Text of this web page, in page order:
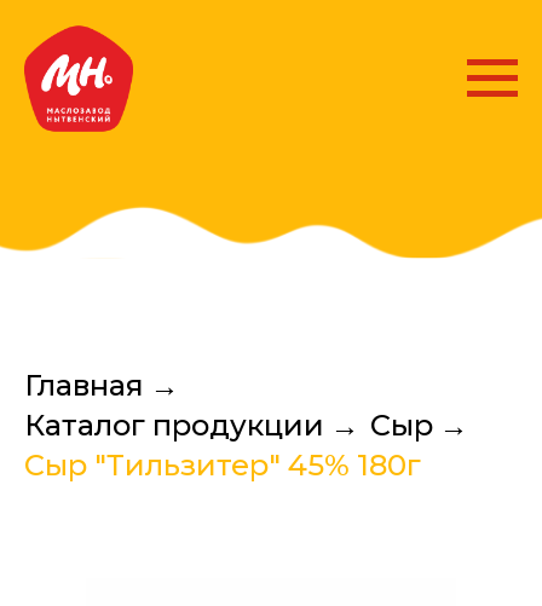
Главная →
Каталог продукции → Сыр →
Сыр "Тильзитер" 45% 180г